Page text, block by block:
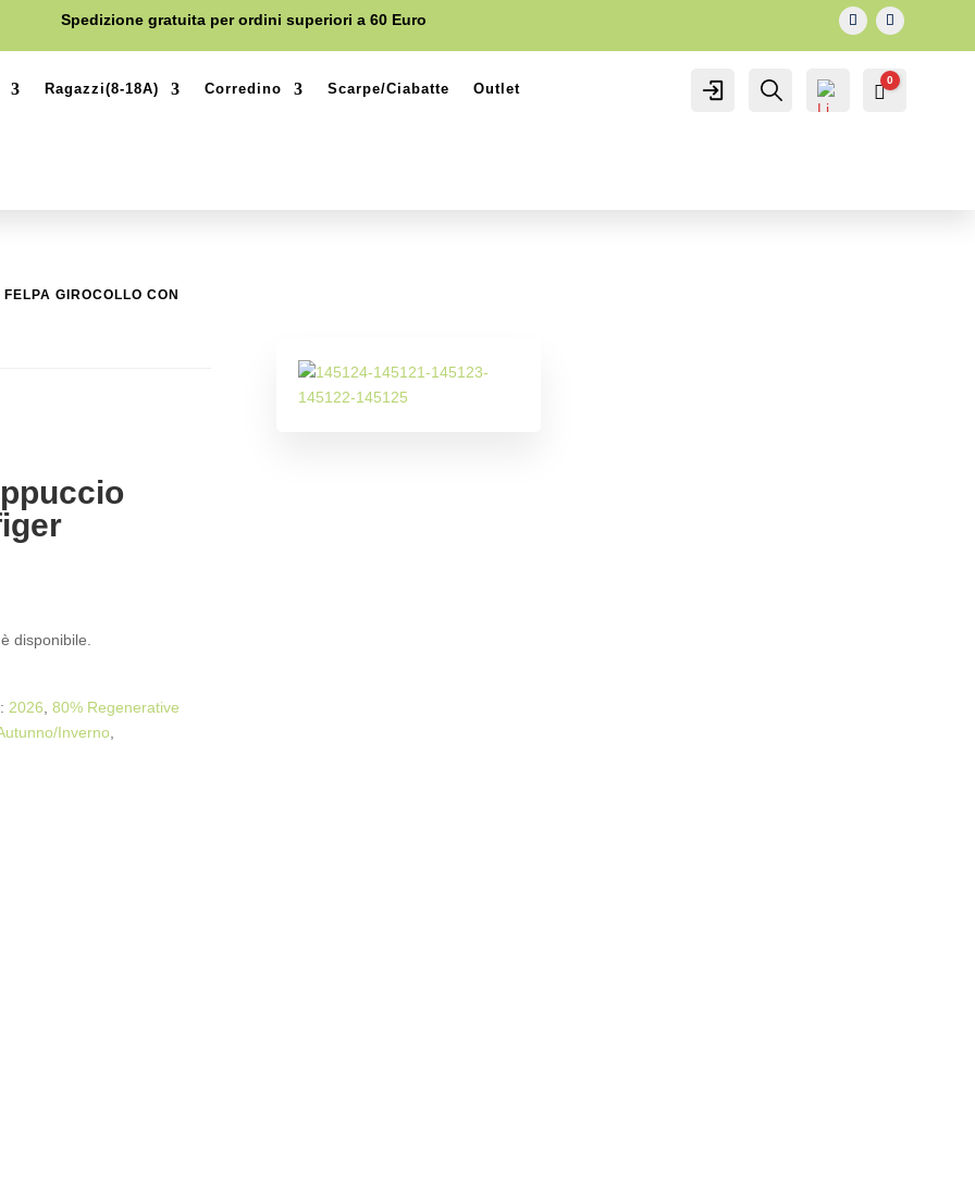
Spedizione gratuita per ordini superiori a 60 Euro
Ragazzi(8-18A) Corredino Scarpe/Ciabatte Outlet
IL MIO
ACCOUNT
Cerca... Carrello
0
FELPA GIROCOLLO CON
disponibile.
2026,80% Regenerative
Inverno,